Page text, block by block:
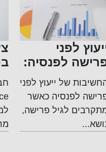
לפני
לפנסיה:
תכנון חכם
בטוח
של ייעוץ לפני
לפנסיה כאשר
לגיל פרישה,